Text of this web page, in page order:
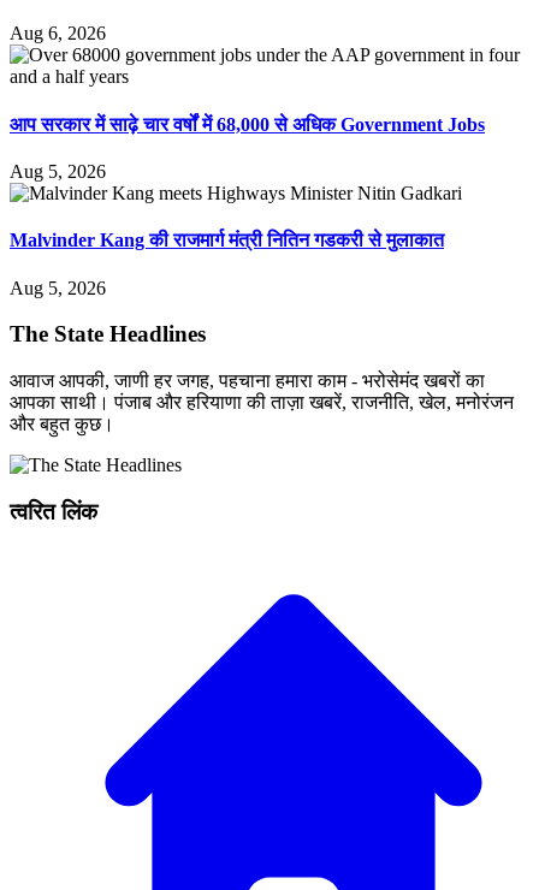
Aug 6, 2026
आप सरकार में साढ़े चार वर्षों में 68,000 से अधिक Government Jobs
Aug 5, 2026
Malvinder Kang की राजमार्ग मंत्री नितिन गडकरी से मुलाकात
Aug 5, 2026
The State Headlines
आवाज आपकी, जाणी हर जगह, पहचाना हमारा काम - भरोसेमंद खबरों का
आपका साथी। पंजाब और हरियाणा की ताज़ा खबरें, राजनीति, खेल, मनोरंजन
और बहुत कुछ।
त्वरित लिंक